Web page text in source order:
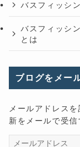
バスフィッシ
バスフィッシ
とは
ブログをメー
メールアドレス
新をメールで受信
メ